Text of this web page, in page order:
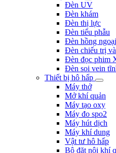
Đèn UV
Đèn khám
Đèn thị lực
Đèn tiểu phẫu
Đèn hồng ngoại
Đèn chiếu trị
Đèn đọc phim
Đèn soi vein
Thiết bị hô hấp
Máy thở
Mở khí quản
Máy tạo oxy
Máy đo spo2
Máy hút dịch
Máy khí dung
Vật tư hô hấp
Bộ đặt nội khí